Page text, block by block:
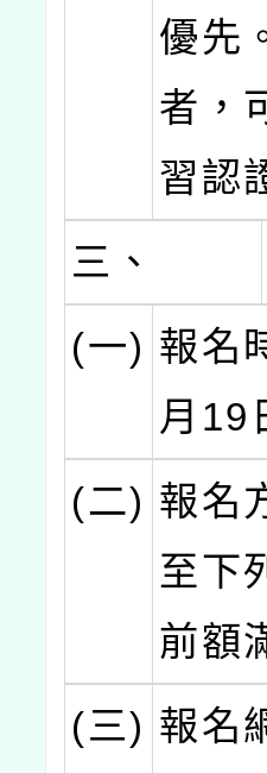
優先
者，
習認
三、
(一) 報名
月19
(二) 報名
至下
前額
(三) 報名